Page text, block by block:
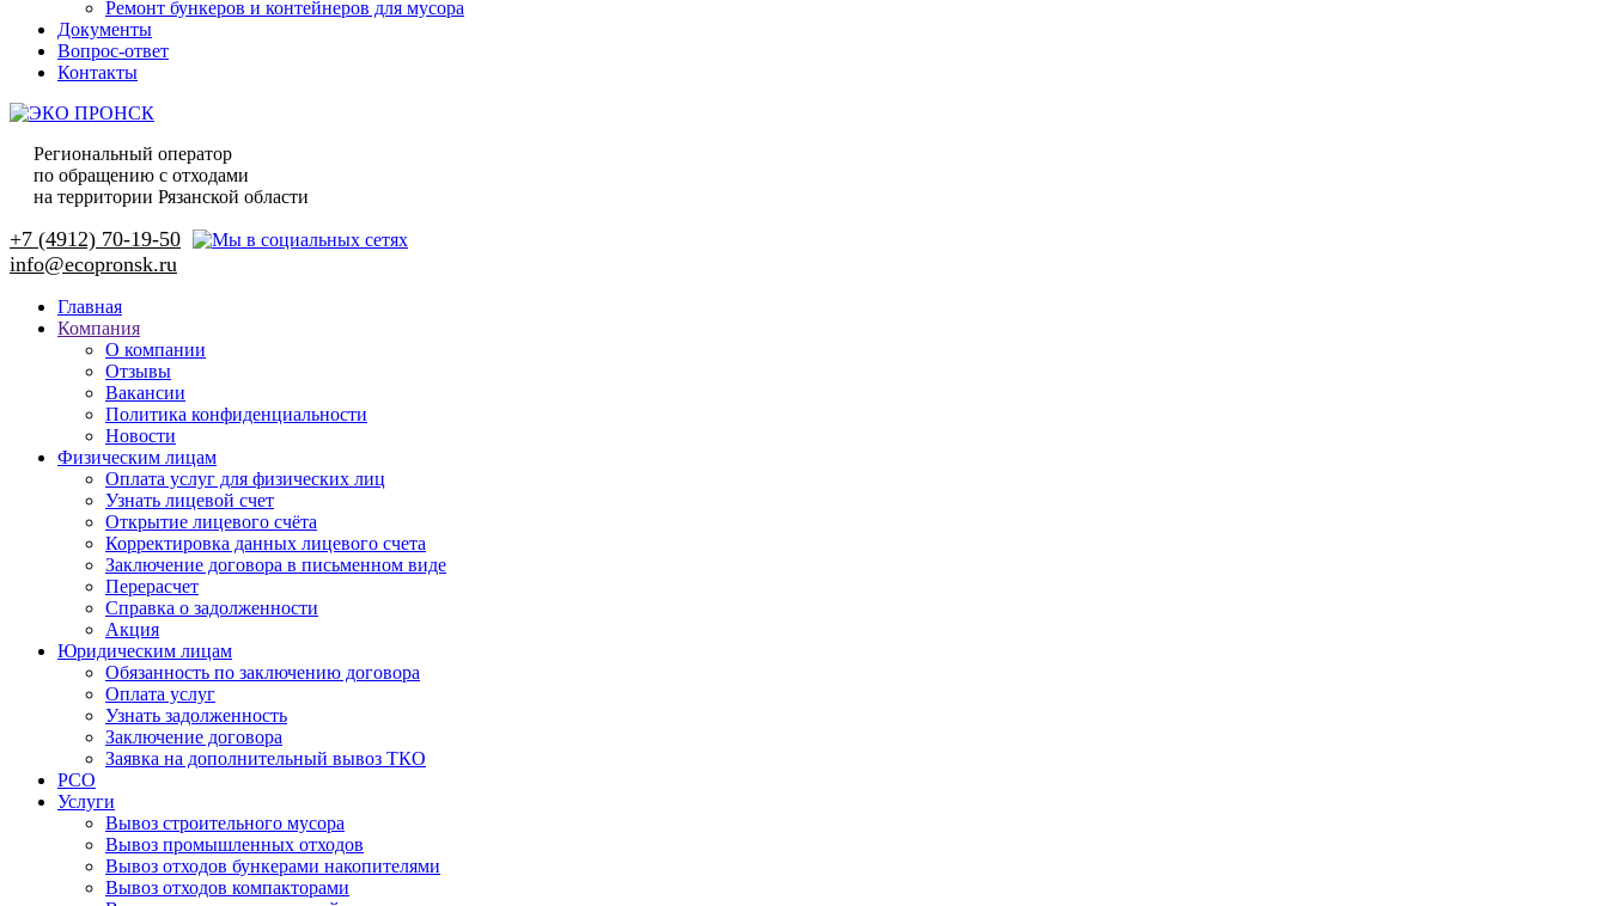
Ремонт бункеров и контейнеров для мусора
Документы
Вопрос-ответ
Контакты
Региональный оператор
по обращению с отходами
на территории Рязанской области
+7 (4912) 70-19-50
Главная
Компания
О компании
Отзывы
Вакансии
Политика конфиденциальности
Новости
Физическим лицам
Оплата услуг для физических лиц
Узнать лицевой счет
Открытие лицевого счёта
Корректировка данных лицевого счета
Заключение договора в письменном виде
Перерасчет
Справка о задолженности
Акция
Юридическим лицам
Обязанность по заключению договора
Оплата услуг
Узнать задолженность
Заключение договора
Заявка на дополнительный вывоз ТКО
РСО
Услуги
Вывоз строительного мусора
Вывоз промышленных отходов
Вывоз отходов бункерами накопителями
Вывоз отходов компакторами